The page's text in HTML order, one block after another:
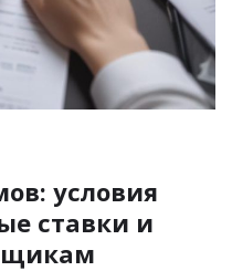
условия
ставки и